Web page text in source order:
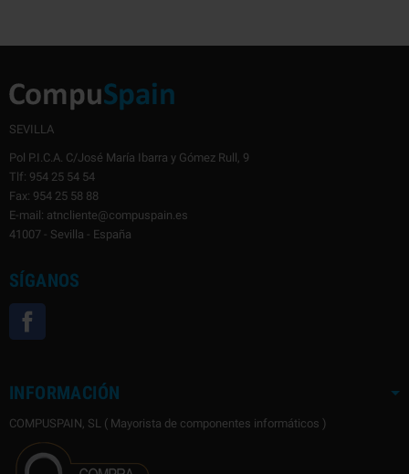
SEVILLA
Pol P.I.C.A. C/José María Ibarra y Gómez Rull, 9
Tlf: 954 25 54 54
Fax: 954 25 58 88
E-mail: atncliente@compuspain.es
41007 - Sevilla - España
SÍGANOS
INFORMACIÓN
COMPUSPAIN, SL ( Mayorista de componentes informáticos )